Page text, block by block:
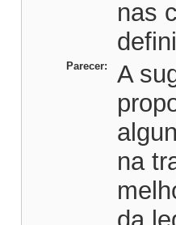
nas
Parecer:
A
na